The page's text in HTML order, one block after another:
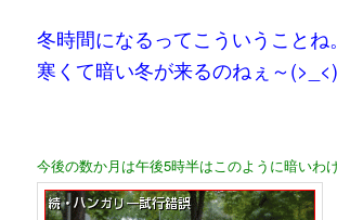
冬時間になるってこういうこと
寒くて暗い冬が来るのねぇ～(>_<)
今後の数か月は午後5時半はこのように暗いわ